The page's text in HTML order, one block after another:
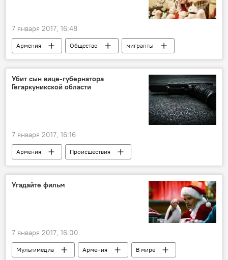
7 января 2017, 16:48
Армения Общество
мигранты
Франция
Новый год Рождество
Убит сын вице-губернатора
Гегаркуникской области
7 января 2017, 16:16
Армения
Происшествия
Гегаркуникская область
Айк Акопян
убийство
Угадайте фильм
7 января 2017, 16:00
Мультимедиа Армения
В мире